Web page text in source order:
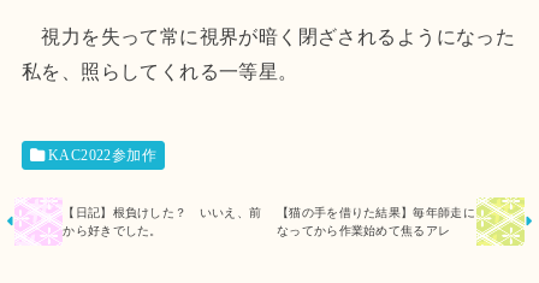
視力を失って常に視界が暗く閉ざされるようになった
私を、照らしてくれる一等星。
KAC2022参加作
【日記】根負けした？ いいえ、前
から好きでした。
【猫の手を借りた結果】毎年師走に
なってから作業始めて焦るアレ